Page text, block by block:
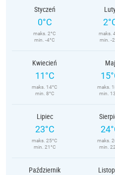
Styczeń
0°C
maks. 2°C
min. -4°C
maks.
min. -
Kwiecień
11°C
maks. 14°C
min. 8°C
Maj
maks.
min.
Lipiec
23°C
maks. 25°C
min. 21°C
maks.
min.
Październik